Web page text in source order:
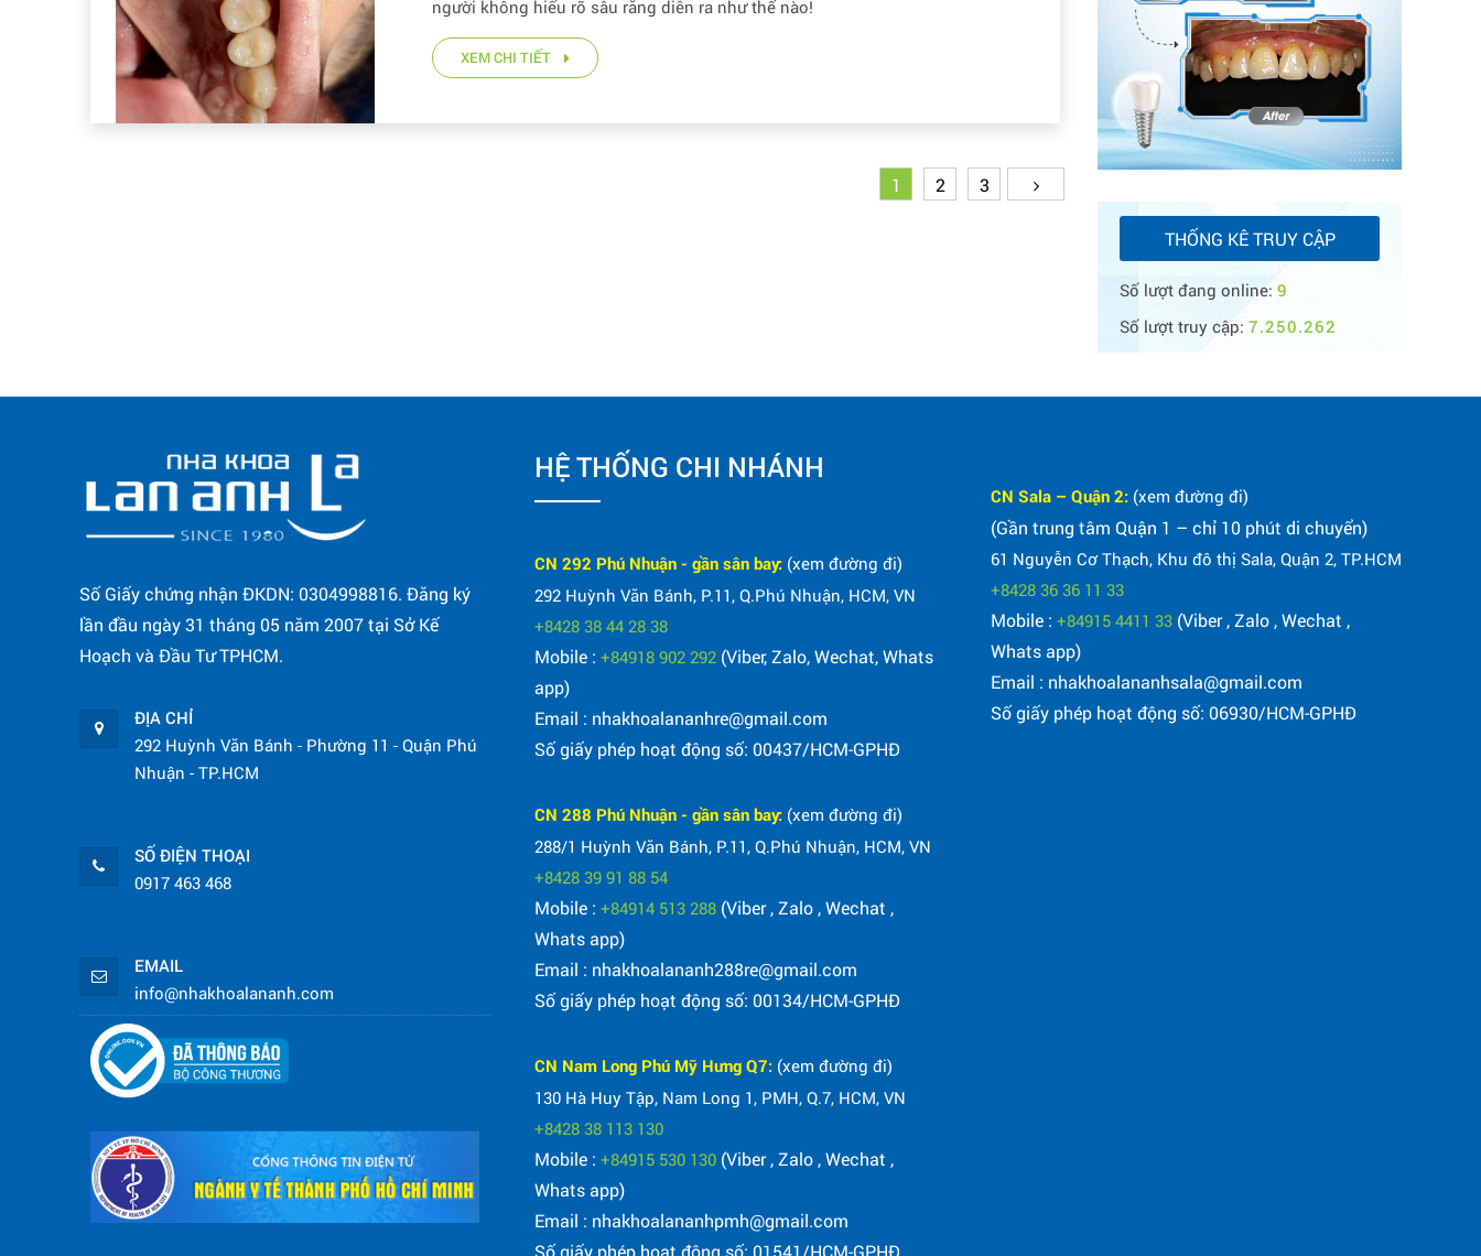
người không hiểu rõ sâu răng diễn ra như thế nào!
XEM CHI TIẾT
1 2 3
THỐNG KÊ TRUY CẬP
Số lượt đang online: 9
Số lượt truy cập: 7.250.262
Số Giấy chứng nhận ĐKDN: 0304998816. Đăng ký
lần đầu ngày 31 tháng 05 năm 2007 tại Sở Kế
Hoạch và Đầu Tư TPHCM.
ĐỊA CHỈ
292 Huỳnh Văn Bánh - Phường 11 - Quận Phú
Nhuận - TP.HCM
SỐ ĐIỆN THOẠI
0917 463 468
EMAIL
info@nhakhoalananh.com
HỆ THỐNG CHI NHÁNH
CN 292 Phú Nhuận - gần sân bay: (xem đường đi)
292 Huỳnh Văn Bánh, P.11, Q.Phú Nhuận, HCM, VN
+8428 38 44 28 38
Mobile :+84918 902 292 (Viber, Zalo, Wechat, Whats
app)
Email : nhakhoalananhre@gmail.com
Số giấy phép hoạt động số: 00437/HCM-GPHĐ
CN 288 Phú Nhuận - gần sân bay: (xem đường đi)
288/1 Huỳnh Văn Bánh, P.11, Q.Phú Nhuận, HCM, VN
+8428 39 91 88 54
Mobile :+84914 513 288 (Viber , Zalo , Wechat ,
Whats app)
Email : nhakhoalananh288re@gmail.com
Số giấy phép hoạt động số: 00134/HCM-GPHĐ
CN Nam Long Phú Mỹ Hưng Q7: (xem đường đi)
130 Hà Huy Tập, Nam Long 1, PMH, Q.7, HCM, VN
+8428 38 113 130
Mobile :+84915 530 130 (Viber , Zalo , Wechat ,
Whats app)
Email : nhakhoalananhpmh@gmail.com
Số giấy phép hoạt động số: 01541/HCM-GPHĐ
CN Sala – Quận 2: (xem đường đi)
(Gần trung tâm Quận 1 – chỉ 10 phút di chuyển)
61 Nguyễn Cơ Thạch, Khu đô thị Sala, Quận 2, TP.HCM
+8428 36 36 11 33
Mobile : +84915 4411 33(Viber , Zalo , Wechat ,
Whats app)
Email : nhakhoalananhsala@gmail.com
Số giấy phép hoạt động số: 06930/HCM-GPHĐ